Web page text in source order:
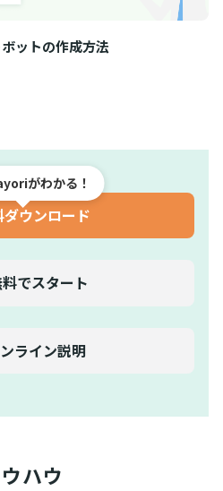
ットの作成方法
がわかる！
ダウンロード
でスタート
ライン説明
ハウ